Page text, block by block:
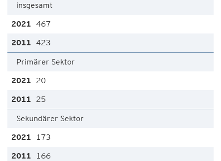
insgesamt
467
423
Primärer Sektor
20
25
Sekundärer Sektor
173
166